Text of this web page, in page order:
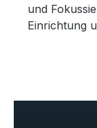
und
Einrichtung